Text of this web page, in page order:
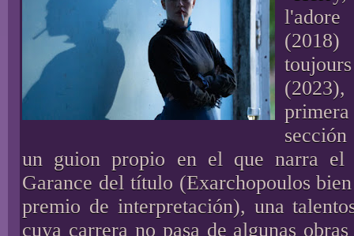
un guion propio en el que narra
Garance del título (Exarchopoulos
premio de interpretación), una
cuya carrera no pasa de algunas